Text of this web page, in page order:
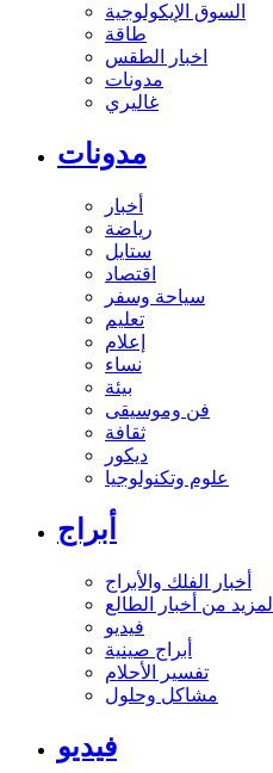
السوق الإيكولوجية
طاقة
اخبار الطقس
مدونات
غاليري
مدونات
أخبار
رياضة
ستايل
اقتصاد
سياحة وسفر
تعليم
إعلام
نساء
بيئة
فن وموسيقى
ثقافة
ديكور
علوم وتكنولوجيا
أبراج
أخبار الفلك والأبراج
المزيد من أخبار الطالع
فيديو
أبراج صينية
تفسير الأحلام
مشاكل وحلول
فيديو